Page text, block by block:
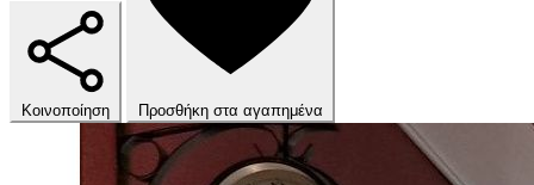
Κοινοποίηση Προσθήκη στα αγαπημένα